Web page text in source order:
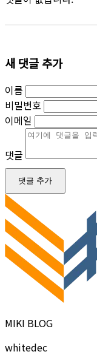
새 댓글 추가
이름
비밀번호
이메일
댓글
댓글 추가
MIKI BLOG
whitedec